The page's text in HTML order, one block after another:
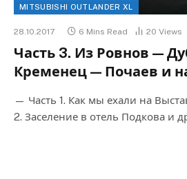
MITSUBISHI OUTLANDER XL
28.10.2017 6 Mins Read 20 Views
Часть 3. Из Ровнов —
Кременец — Почаев и
— Часть 1. Как мы ехали на
2. Заселение в отель Подкова и